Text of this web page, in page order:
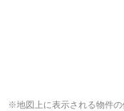
※地図上に表示される物件